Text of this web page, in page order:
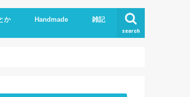
search
か Handmade
Knit
ストーンアート
服作り
雑記
読書